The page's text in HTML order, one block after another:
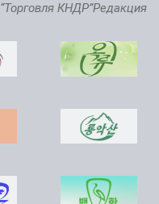
“Торговля КНДР”Редакция